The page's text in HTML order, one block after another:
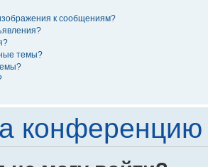
к сообщениям?
темы?
конференцию